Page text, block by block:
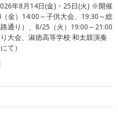
年8月14日(金)・25日(火) ※開催
金）14:00～子供大会、19:30～総
通り）、8/25（火）19:00～21:00
大会、淑徳高等学校 和太鼓演奏
て）